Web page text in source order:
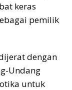
keras
pemilik
dengan
Undang
untuk